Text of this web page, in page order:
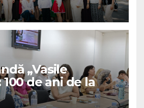
„Vasile
de ani de la